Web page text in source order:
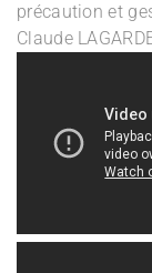
précaution et
Claude